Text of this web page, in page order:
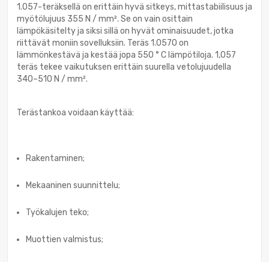
1.057-teräksellä on erittäin hyvä sitkeys, mittastabiilisuus ja
myötölujuus 355 N / mm². Se on vain osittain
lämpökäsitelty ja siksi sillä on hyvät ominaisuudet, jotka
riittävät moniin sovelluksiin. Teräs 1.0570 on
lämmönkestävä ja kestää jopa 550 ° C lämpötiloja. 1,057
teräs tekee vaikutuksen erittäin suurella vetolujuudella
340–510 N / mm².
Terästankoa voidaan käyttää:
Rakentaminen;
Mekaaninen suunnittelu;
Työkalujen teko;
Muottien valmistus;